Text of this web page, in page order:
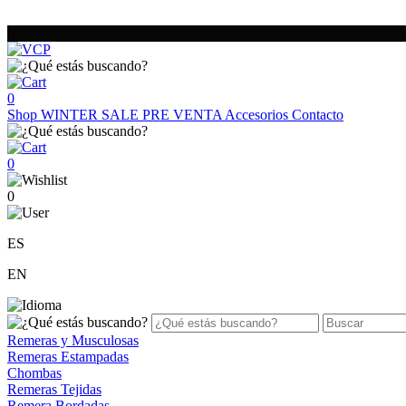
0
Shop WINTER SALE PRE VENTA Accesorios Contacto
0
0
ES
EN
Remeras y Musculosas
Remeras Estampadas
Chombas
Remeras Tejidas